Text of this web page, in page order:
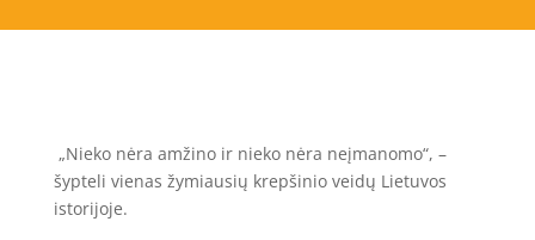
„Nieko nėra amžino ir nieko nėra neįmanomo“, –
šypteli vienas žymiausių krepšinio veidų Lietuvos
istorijoje.